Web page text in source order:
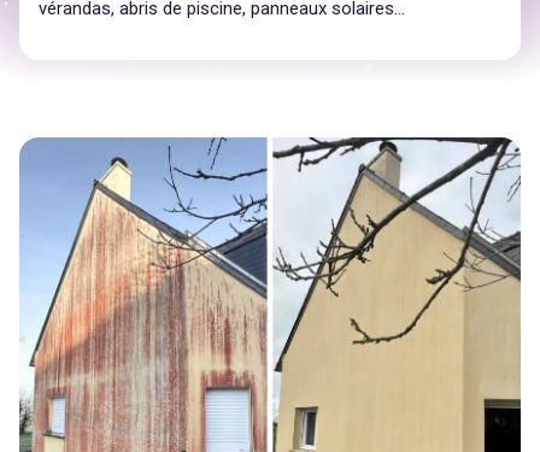
vérandas, abris de piscine, panneaux solaires…